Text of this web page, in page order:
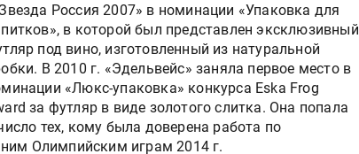
Россия 2007» в номинации «Упаковка для
в которой был представлен эксклюзивный
под вино, изготовленный из натуральной
В 2010 г. «Эдельвейс» заняла первое место в
«Люкс-упаковка» конкурса Eska Frog
за футляр в виде золотого слитка. Она попала
тех, кому была доверена работа по
Олимпийским играм 2014 г.